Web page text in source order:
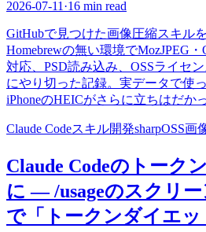
2026-07-11 ·16 min read
GitHubで見つけた画像圧縮スキルを
Homebrewの無い環境でMozJPEG
対応、PSD読み込み、OSSライセ
にやり切った記録。実データで使
iPhoneのHEICがさらに立ちはだか
Claude Codeスキル開発sharpOSS画
Claude Codeのトーク
に — /usageのスクリ
で「トークンダイエ